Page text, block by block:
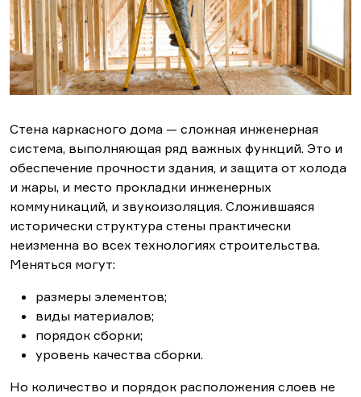
Стена каркасного дома — сложная инженерная
система, выполняющая ряд важных функций. Это и
обеспечение прочности здания, и защита от холода
и жары, и место прокладки инженерных
коммуникаций, и звукоизоляция. Сложившаяся
исторически структура стены практически
неизменна во всех технологиях строительства.
Меняться могут:
размеры элементов;
виды материалов;
порядок сборки;
уровень качества сборки.
Но количество и порядок расположения слоев не